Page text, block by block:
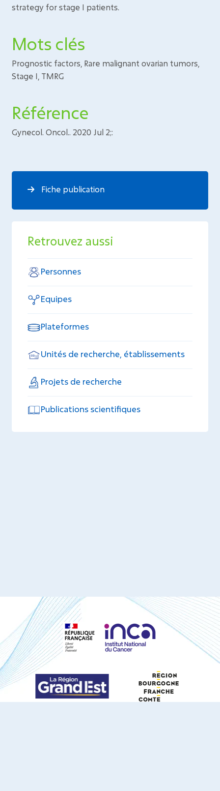
strategy for stage I patients.
Mots clés
Prognostic factors, Rare malignant ovarian tumors,
Stage I, TMRG
Référence
Gynecol. Oncol.. 2020 Jul 2;:
Fiche publication
Retrouvez aussi
Personnes
Equipes
Plateformes
Unités de recherche, établissements
Projets de recherche
Publications scientifiques